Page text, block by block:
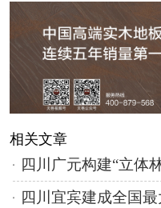
相关文章
四川广元构建“立体